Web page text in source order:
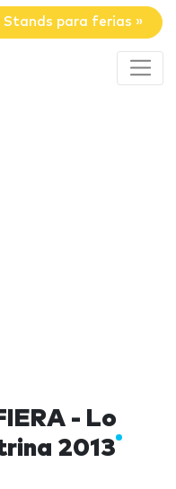
Stands para ferias »
- Lo
2013